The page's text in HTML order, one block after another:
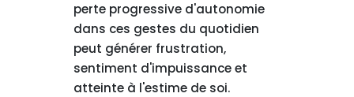
perte progressive d'autonomie
dans ces gestes du quotidien
peut générer frustration,
sentiment d'impuissance et
atteinte à l'estime de soi.